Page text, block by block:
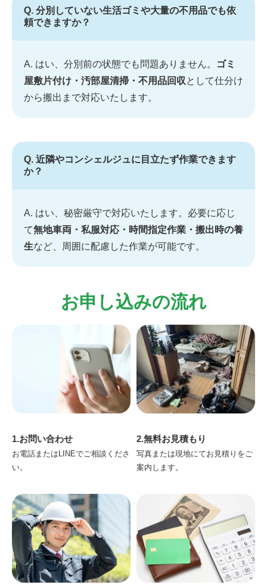
Q. 分別していない生活ゴミや大量の不用品でも依
頼できますか？
A. はい、分別前の状態でも問題ありません。
ゴミ
屋敷片付け・汚部屋清掃・不用品回収 として仕分け
から搬出まで対応いたします。
Q. 近隣やコンシェルジュに目立たず作業できます
か？
A. はい、秘密厳守で対応いたします。必要に応じ
て無地車両・私服対応・時間指定作業・搬出時の養
生など、周囲に配慮した作業が可能です。
お申し込みの流れ
1.お問い合わせ
お電話またはLINEでご相談くださ
い。
2.無料お見積もり
写真または現地にてお見積りをご
案内します。